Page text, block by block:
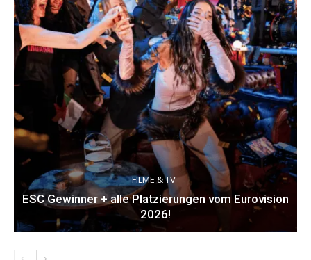
FILME & TV
ESC Gewinner + alle Platzierungen vom Eurovision
2026!